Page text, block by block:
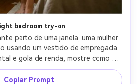
bedroom try-on
perto de uma janela, uma mulher
usando um vestido de empregada
e gola de renda, mostre como a
sua moldura com meados da coxa vs
em uma roupa, luz da janela ao
Copiar Prompt